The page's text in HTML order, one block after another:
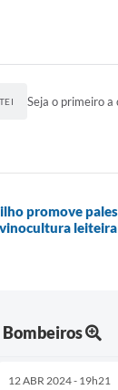
Seja o primeiro
promove
leiteira
Bombeiros
12 ABR 2024 - 19h21